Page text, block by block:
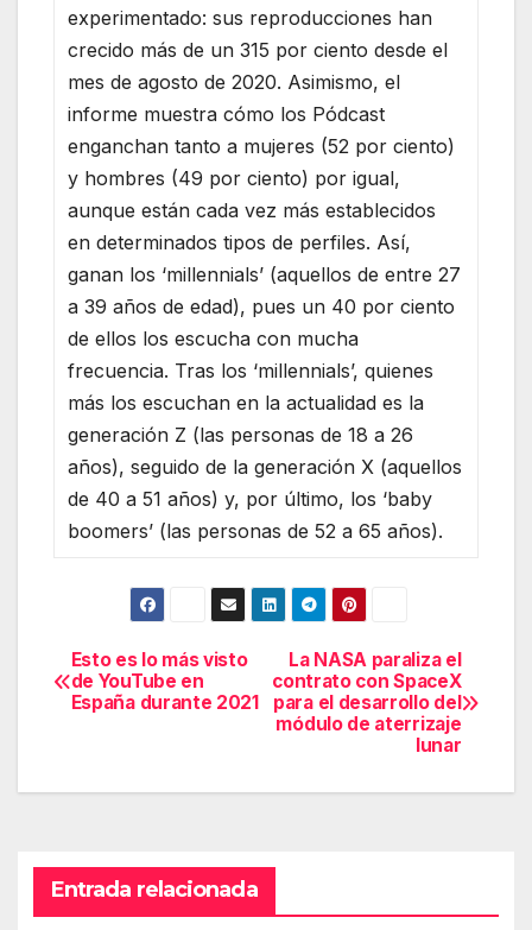
experimentado: sus reproducciones han
crecido más de un 315 por ciento desde el
mes de agosto de 2020. Asimismo, el
informe muestra cómo los Pódcast
enganchan tanto a mujeres (52 por ciento)
y hombres (49 por ciento) por igual,
aunque están cada vez más establecidos
en determinados tipos de perfiles. Así,
ganan los ‘millennials’ (aquellos de entre 27
a 39 años de edad), pues un 40 por ciento
de ellos los escucha con mucha
frecuencia. Tras los ‘millennials’, quienes
más los escuchan en la actualidad es la
generación Z (las personas de 18 a 26
años), seguido de la generación X (aquellos
de 40 a 51 años) y, por último, los ‘baby
boomers’ (las personas de 52 a 65 años).
Navegación
de
La NASA paraliza el
contrato con SpaceX
para el desarrollo del
módulo de aterrizaje
lunar
Esto es lo más visto
de YouTube en
España durante 2021
Entrada relacionada